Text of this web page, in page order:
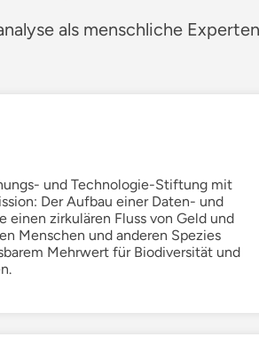
als menschliche Experten
und Technologie-Stiftung mit
Der Aufbau einer Daten- und
einen zirkulären Fluss von Geld und
Menschen und anderen Spezies
Mehrwert für Biodiversität und